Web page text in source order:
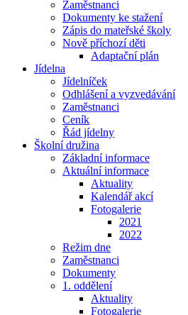
Zaměstnanci
Dokumenty ke stažení
Zápis do mateřské školy
Nově příchozí děti
Adaptační plán
Jídelna
Jídelníček
Odhlášení a vyzvedávání
Zaměstnanci
Ceník
Řád jídelny
Školní družina
Základní informace
Aktuální informace
Aktuality
Kalendář akcí
Fotogalerie
2021
2022
Režim dne
Zaměstnanci
Dokumenty
1. oddělení
Aktuality
Fotogalerie